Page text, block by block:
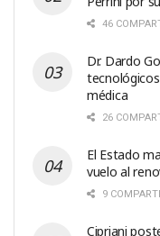
46
Dr. Dardo
médica
26
El Estado
vuelo al
9
Cipriani